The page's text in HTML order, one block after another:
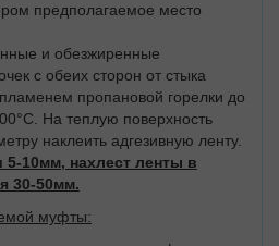
предполагаемое место
и обезжиренные
с обеих сторон от стыка
пропановой горелки до
На теплую поверхность
наклеить адгезивную ленту.
5-10мм, нахлест ленты в
30-50мм.
муфты: